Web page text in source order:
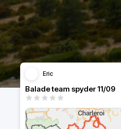
Eric
Balade team spyder 11/09